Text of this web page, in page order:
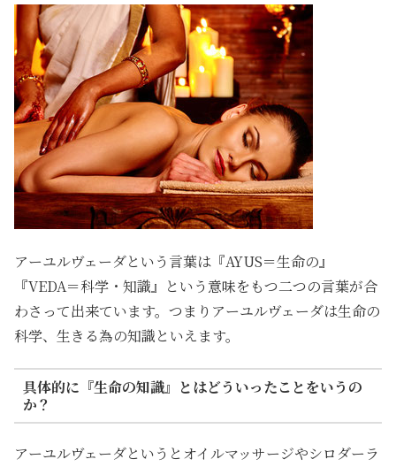
アーユルヴェーダという言葉は『AYUS＝生命の』
『VEDA＝科学・知識』という意味をもつ二つの言葉が合
わさって出来ています。つまりアーユルヴェーダは生命の
科学、生きる為の知識といえます。
具体的に『生命の知識』とはどういったことをいうの
か？
アーユルヴェーダというとオイルマッサージやシロダーラ